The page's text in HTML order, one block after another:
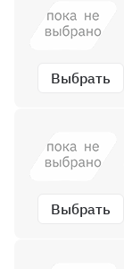
Выбрать
Выбрать